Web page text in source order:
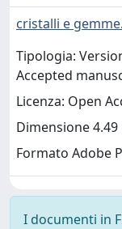
cristalli e
Tipologia:
Accepted
Licenza: Open
Dimensione 4.49
Formato Adobe
I documenti in